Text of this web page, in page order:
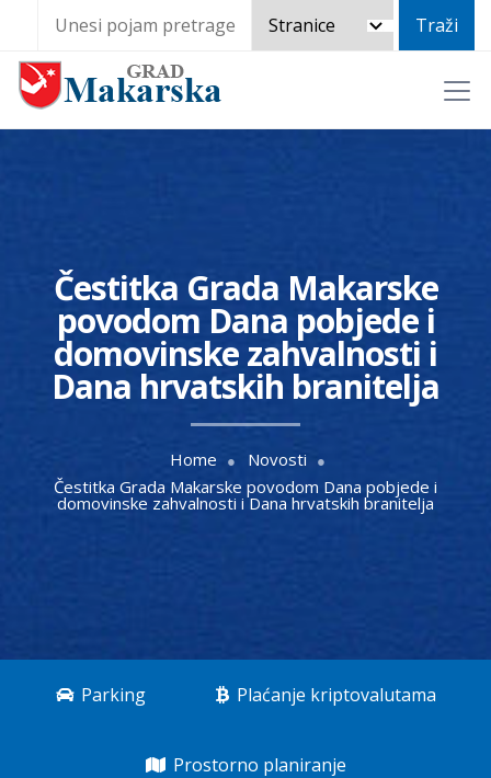
Čestitka Grada Makarske
povodom Dana pobjede i
domovinske zahvalnosti i
Dana hrvatskih branitelja
Home
Novosti
Čestitka Grada Makarske povodom Dana pobjede i
domovinske zahvalnosti i Dana hrvatskih branitelja
Parking Plaćanje kriptovalutama
Prostorno planiranje